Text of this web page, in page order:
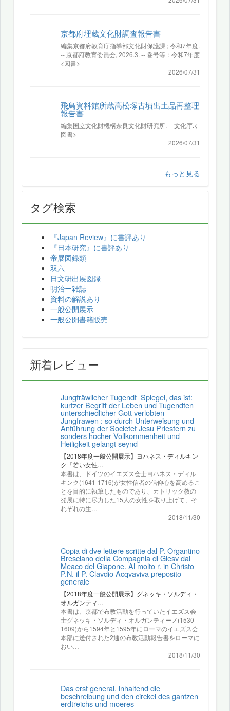
京都府埋蔵文化財調査報告書
編集京都府教育庁指導部文化財保護課 ; 令和7年度.
-- 京都府教育委員会, 2026.3. -- 巻号等：令和7年度
<図書>
2026/07/31
飛鳥資料館所蔵高松塚古墳出土品再整理
報告書
編集国立文化財機構奈良文化財研究所. -- 文化庁.<
図書>
2026/07/31
もっと見る
タグ検索
『Japan Review』に書評あり
『日本研究』に書評あり
帝展図録類
双六
日文研出展図録
明治ー雑誌
資料の解説あり
一般公開展示
一般公開書籍販売
新着レビュー
Jungfräwlicher Tugendt=Spiegel, das ist:
kurtzer Begriff der Leben und Tugendten
unterschiedlicher Gott verlobten
Jungfrawen : so durch Unterweisung und
Anführung der Societet Jesu Priestern zu
sonders hocher Vollkommenheit und
Heiligkeit gelangt seynd
【2018年度一般公開展示】ヨハネス・ディルキン
ク『若い女性…
本書は、ドイツのイエズス会士ヨハネス・ディル
キンク(1641-1716)が女性信者の信仰心を高めるこ
とを目的に執筆したものであり、カトリック教の
発展に特に尽力した15人の女性を取り上げて、そ
れぞれの生…
2018/11/30
Copia di dve lettere scritte dal P. Organtino
Bresciano della Compagnia di Giesv dal
Meaco del Giapone. Al molto r. in Christo
P.N. il P. Clavdio Acqvaviva preposito
generale
【2018年度一般公開展示】グネッキ・ソルディ・
オルガンティ…
本書は、京都で布教活動を行っていたイエズス会
士グネッキ・ソルディ・オルガンティーノ(1530-
1609)から1594年と1595年にローマのイエズス会
本部に送付された2通の布教活動報告書をローマに
おい…
2018/11/30
Das erst general, inhaltend die
beschreibung und den circkel des gantzen
erdtreichs und moeres